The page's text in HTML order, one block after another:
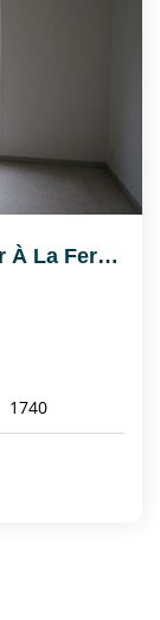
Appartement De 60,67 M² À Louer À La Ferté-Milon - 2...
1740